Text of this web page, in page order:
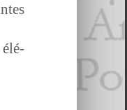
élé­